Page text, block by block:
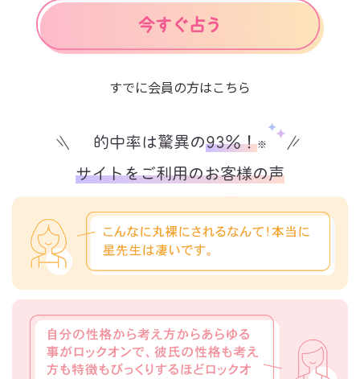
すでに会員の方はこちら
的中率は驚異の93%！※
サイトをご利用のお客様の声